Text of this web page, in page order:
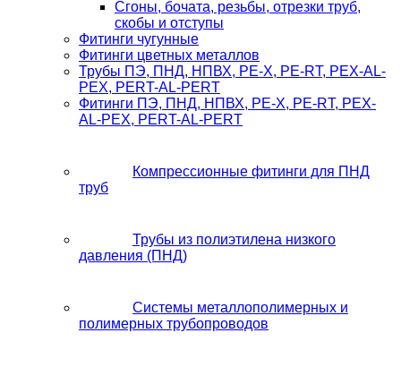
Сгоны, бочата, резьбы, отрезки труб,
скобы и отступы
Фитинги чугунные
Фитинги цветных металлов
Трубы ПЭ, ПНД, НПВХ, PE-X, PE-RT, PEX-AL-
PEX, PERT-AL-PERT
Фитинги ПЭ, ПНД, НПВХ, PE-X, PE-RT, PEX-
AL-PEX, PERT-AL-PERT
Компрессионные фитинги для ПНД
труб
Трубы из полиэтилена низкого
давления (ПНД)
Системы металлополимерных и
полимерных трубопроводов